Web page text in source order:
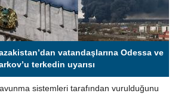
vatandaşlarına Odessa ve
terkedin uyarısı
sistemleri tarafından vurulduğunu